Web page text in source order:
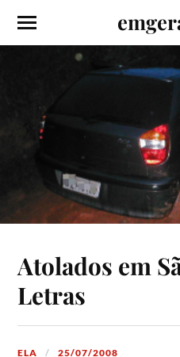
Atolados em
Letras
ELA 25/07/2008